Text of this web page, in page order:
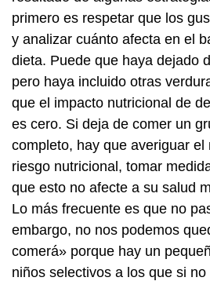
primero es respetar que los
y analizar cuánto afecta en el
dieta. Puede que haya dejado
pero haya incluido otras
que el impacto nutricional de
es cero. Si deja de comer un
completo, hay que averiguar el
riesgo nutricional, tomar
que esto no afecte a su salud
Lo más frecuente es que no
embargo, no nos podemos
comerá» porque hay un
niños selectivos a los que si